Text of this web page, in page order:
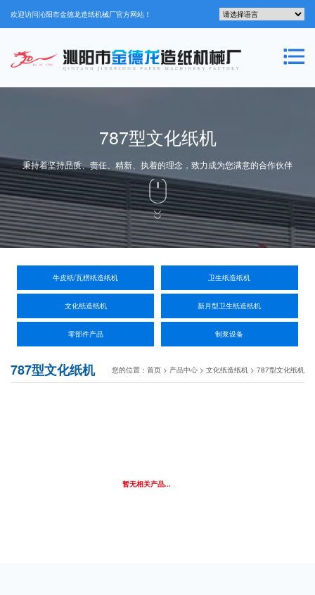
欢迎访问沁阳市金德龙造纸机械厂官方网站！
787型文化纸机
秉持着坚持品质、责任、精新、执着的理念，致力成为您满意的合作伙伴
牛皮纸/瓦楞纸造纸机 卫生纸造纸机
文化纸造纸机 新月型卫生纸造纸机
零部件产品 制浆设备
787型文化纸机 您的位置： 首页 > 产品中心 > 文化纸造纸机 > 787型文化纸机
暂无相关产品...